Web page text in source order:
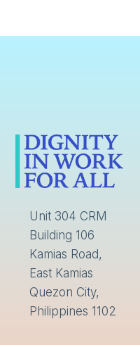
Unit 304 CRM
Building 106
Kamias Road,
East Kamias
Quezon City,
Philippines 1102